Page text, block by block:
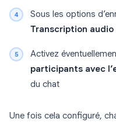
Sous les options
Transcription audio
Activez
participants avec
du chat
Une fois cela configuré,